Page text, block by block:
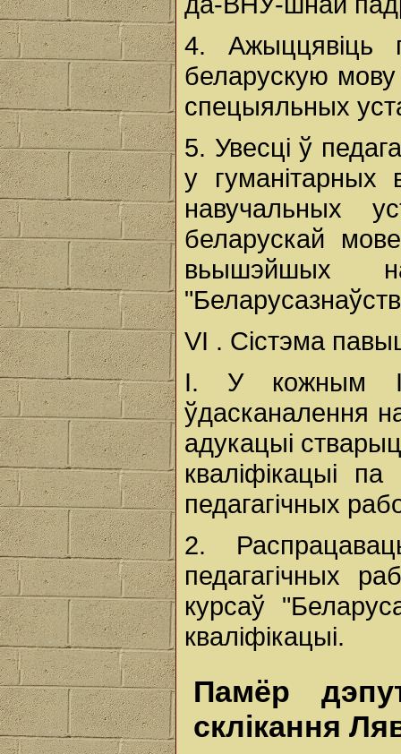
4. Ажыццявіць
беларускую
спецыяльных
5. Увесці ў
у гуманітарных
навучальных
беларускай
вьышэйшых
VI . Сістэма
І. У кожным
ўдасканалення
адукацыі
кваліфікацыі
педагагічных
2.
педагагічных
курсаў
кваліфікацыі.
Памёр
склікання